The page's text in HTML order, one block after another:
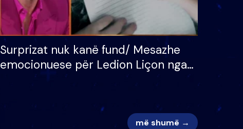
Surprizat nuk kanë fund/ Mesazhe
emocionuese për Ledion Liçon nga
nëna dhe fëmijët e tij, moderatori
më shumë →